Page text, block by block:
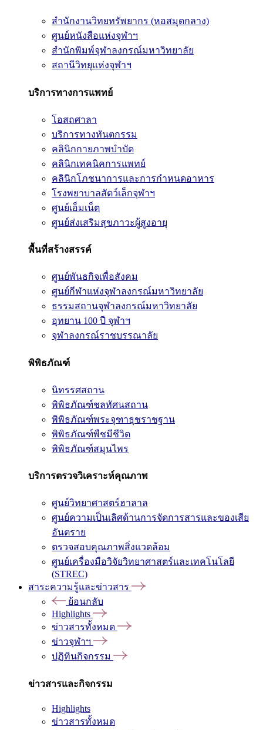
สำนักงานวิทยทรัพยากร (หอสมุดกลาง)
ศูนย์หนังสือแห่งจุฬาฯ
สำนักพิมพ์จุฬาลงกรณ์มหาวิทยาลัย
สถานีวิทยุแห่งจุฬาฯ
บริการทางการแพทย์
โอสถศาลา
บริการทางทันตกรรม
คลินิกกายภาพบำบัด
คลินิกเทคนิคการแพทย์
คลินิกโภชนาการและการกำหนดอาหาร
โรงพยาบาลสัตว์เล็กจุฬาฯ
ศูนย์เอ็มเน็ต
ศูนย์ส่งเสริมสุขภาวะผู้สูงอายุ
พื้นที่สร้างสรรค์
ศูนย์พันธกิจเพื่อสังคม
ศูนย์กีฬาแห่งจุฬาลงกรณ์มหาวิทยาลัย
ธรรมสถานจุฬาลงกรณ์มหาวิทยาลัย
อุทยาน 100 ปี จุฬาฯ
จุฬาลงกรณ์ราชบรรณาลัย
พิพิธภัณฑ์
นิทรรศสถาน
พิพิธภัณฑ์ชลทัศนสถาน
พิพิธภัณฑ์พระจุฑาธุชราชฐาน
พิพิธภัณฑ์พืชมีชีวิต
พิพิธภัณฑ์สมุนไพร
บริการตรวจวิเคราะห์คุณภาพ
ศูนย์วิทยาศาสตร์ฮาลาล
ศูนย์ความเป็นเลิศด้านการจัดการสารและของเสีย
อันตราย
ตรวจสอบคุณภาพสิ่งแวดล้อม
ศูนย์เครื่องมือวิจัยวิทยาศาสตร์และเทคโนโลยี
(STREC)
สาระความรู้และข่าวสาร
ย้อนกลับ
Highlights
ข่าวสารทั้งหมด
ข่าวจุฬาฯ
ปฏิทินกิจกรรม
ข่าวสารและกิจกรรม
Highlights
ข่าวสารทั้งหมด